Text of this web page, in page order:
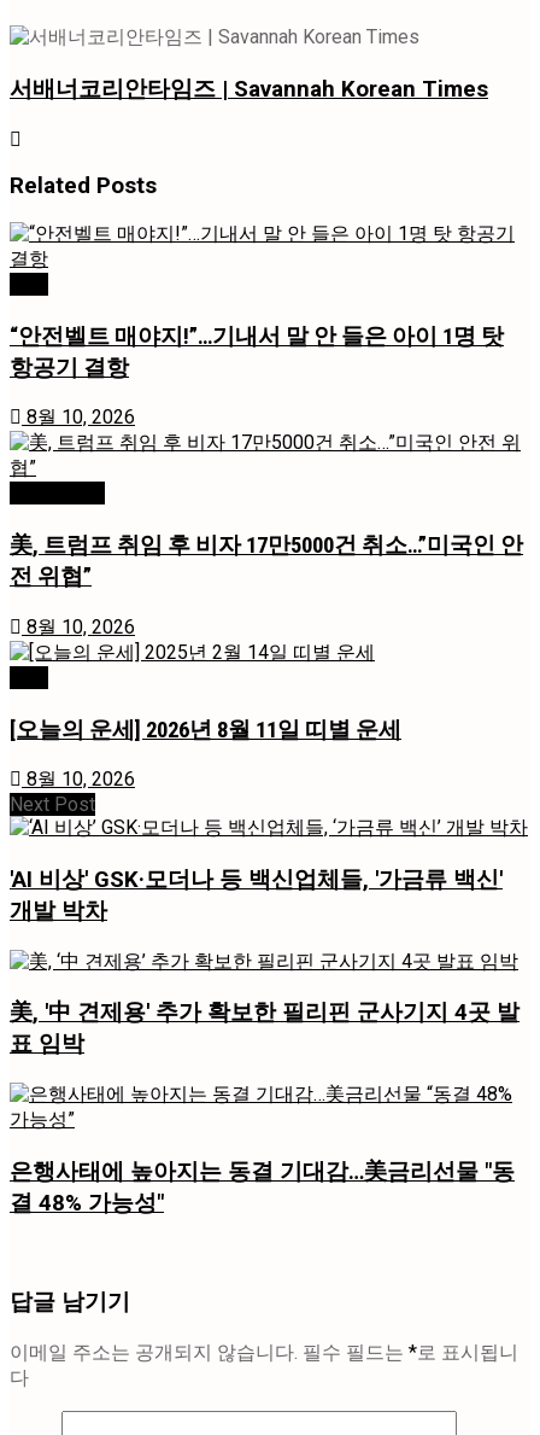
서배너코리안타임즈 | Savannah Korean Times
Related Posts
“안전벨트 매야지!”…기내서 말 안 들은 아이 1명 탓
항공기 결항
8월 10, 2026
美, 트럼프 취임 후 비자 17만5000건 취소…”미국인 안
전 위협”
8월 10, 2026
[오늘의 운세] 2026년 8월 11일 띠별 운세
8월 10, 2026
Next Post
'AI 비상' GSK·모더나 등 백신업체들, '가금류 백신'
개발 박차
美, '中 견제용' 추가 확보한 필리핀 군사기지 4곳 발
표 임박
은행사태에 높아지는 동결 기대감…美금리선물 "동
결 48% 가능성"
답글 남기기
이메일 주소는 공개되지 않습니다. 필수 필드는 *로 표시됩니
다